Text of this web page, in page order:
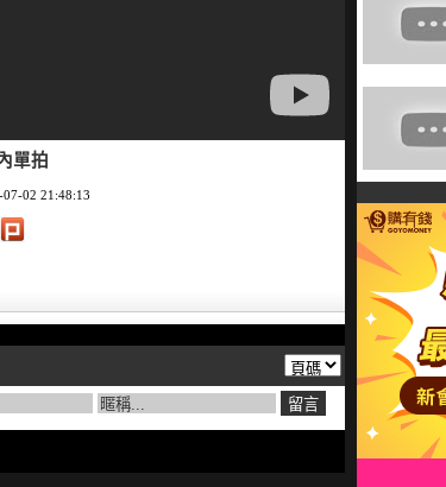
單拍
07-02 21:48:13